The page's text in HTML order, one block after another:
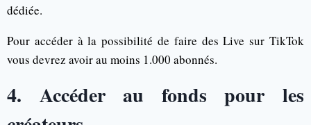
dédiée.
Pour accéder à la possibilité de faire des Live sur TikTok
vous devrez avoir au moins 1.000 abonnés.
4. Accéder au fonds pour les